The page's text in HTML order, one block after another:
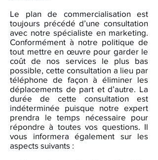
Le plan de commercialisation est
toujours précédé d’une consultation
avec notre spécialiste en marketing.
Conformément à notre politique de
tout mettre en œuvre pour garder le
coût de nos services le plus bas
possible, cette consultation a lieu par
téléphone de façon à éliminer les
déplacements de part et d’autre. La
durée de cette consultation est
indéterminée puisque notre expert
prendra le temps nécessaire pour
répondre à toutes vos questions. Il
vous informera également sur les
aspects suivants :